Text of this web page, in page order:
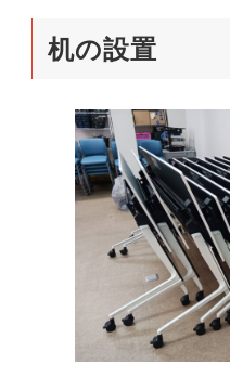
机の設置